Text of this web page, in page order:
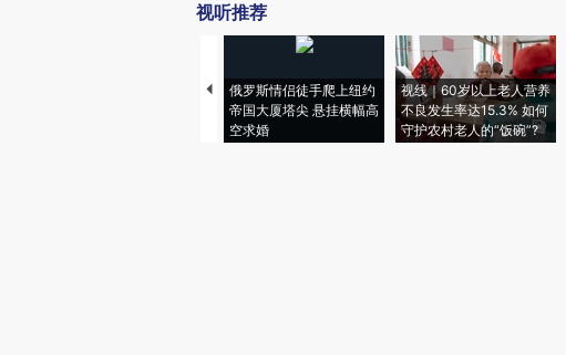
视听推荐
俄罗斯情侣徒手爬上纽约
帝国大厦塔尖 悬挂横幅高
空求婚
视线｜60岁以上老人营养
不良发生率达15.3% 如何
守护农村老人的“饭碗”?